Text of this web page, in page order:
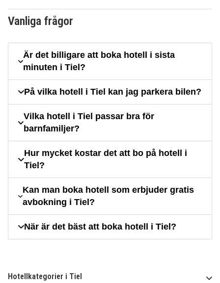
Vanliga frågor
Är det billigare att boka hotell i sista
minuten i Tiel?
På vilka hotell i Tiel kan jag parkera bilen?
Vilka hotell i Tiel passar bra för
barnfamiljer?
Hur mycket kostar det att bo på hotell i
Tiel?
Kan man boka hotell som erbjuder gratis
avbokning i Tiel?
När är det bäst att boka hotell i Tiel?
Hotellkategorier i Tiel